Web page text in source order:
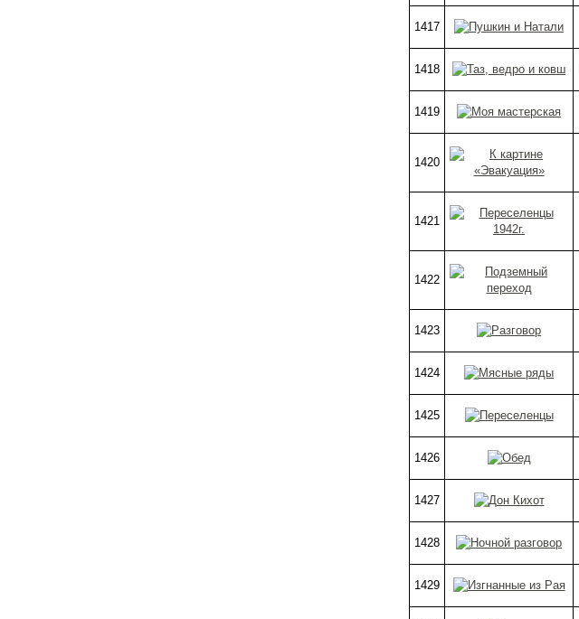
1417
1418
1419
1420
1421
1422
1423
1424
1425
1426
1427
1428
1429